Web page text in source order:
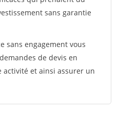
sans garantie
sans engagement vous
de devis en
activité et ainsi assurer un